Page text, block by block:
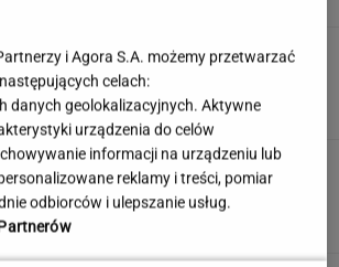
czekaj, aż będzie za późno. To może
że szkoła przestała służyć dziecku
PROMOCYJNY
Uruchomili "Tindera dla
Szybko zgłosili się też adwokaci
i Agora S.A. możemy przetwarzać
celach:
danych geolokalizacyjnych. Aktywne
urządzenia do celów
informacji na urządzeniu lub
reklamy i treści, pomiar
odbiorców i ulepszanie usług.